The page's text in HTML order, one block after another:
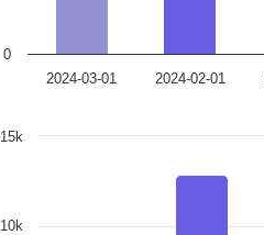
2024-03-01 2024-02-01
0
10k
15k